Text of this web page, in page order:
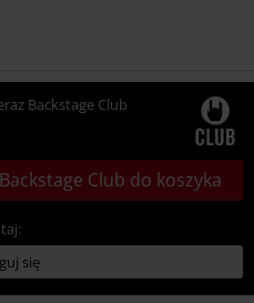
Backstage Club
Club do koszyka
się